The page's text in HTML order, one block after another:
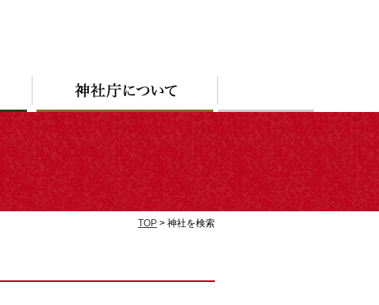
TOP > 神社を検索